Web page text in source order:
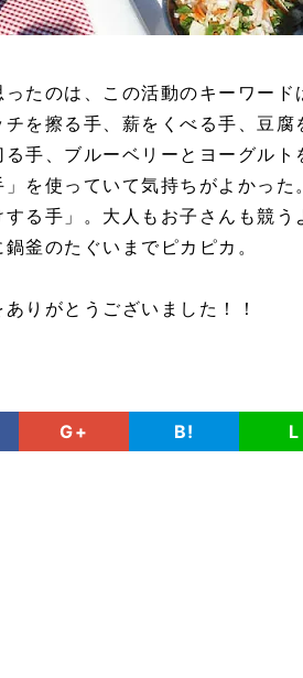
たのは、この活動のキーワード
を擦る手、薪をくべる手、豆腐
手、ブルーベリーとヨーグルト
を使っていて気持ちがよかった。
る手」。大人もお子さんも競う
釜のたぐいまでピカピカ。
りがとうございました！！
G+ B! L